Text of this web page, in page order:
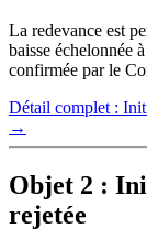
La redevance est
baisse échelonnée
confirmée par le
Détail complet :
→
Objet 2 :
rejetée